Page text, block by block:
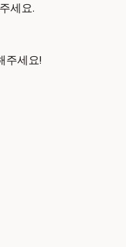
세요.
주세요!